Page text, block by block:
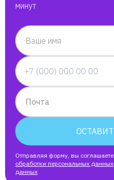
Дарья
Маргарита
Данил
минут
Ваше имя
Почта
Отправляя форму, вы
обработки персональных данных
данных